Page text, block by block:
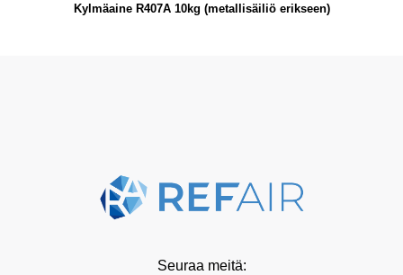
Kylmäaine R407A 10kg (metallisäiliö erikseen)
Seuraa meitä: